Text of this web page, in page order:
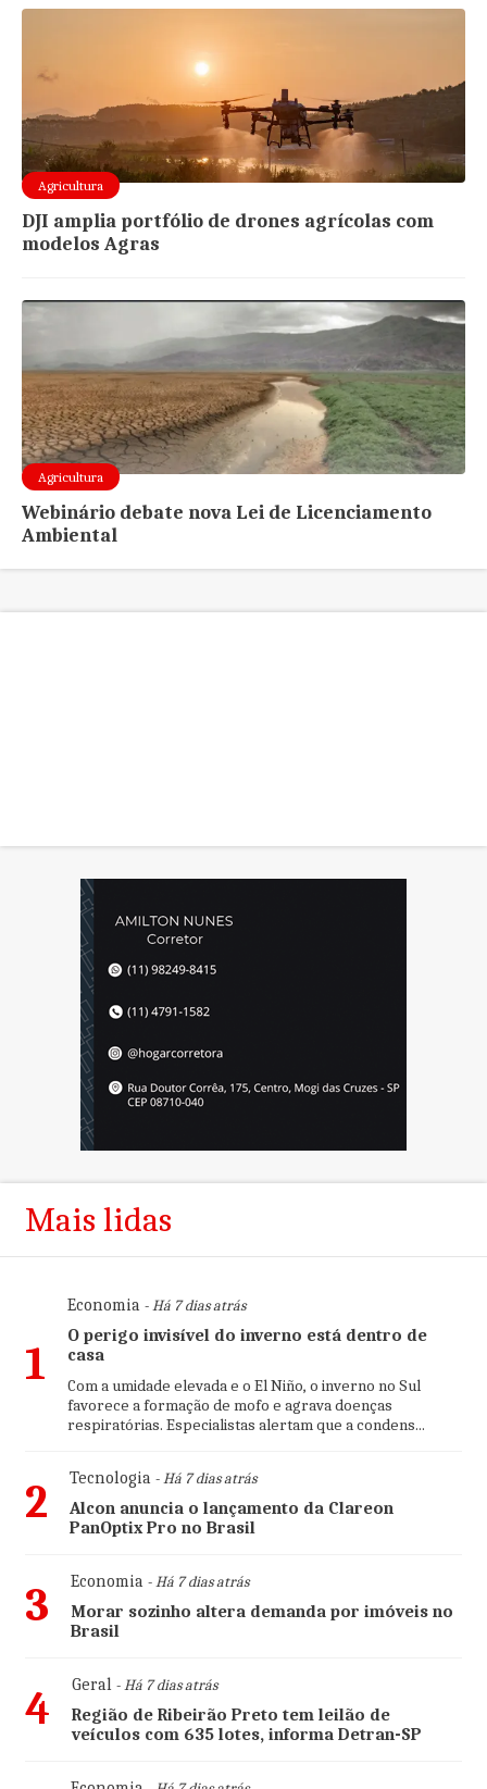
Agricultura
DJI amplia portfólio de drones agrícolas com
modelos Agras
Agricultura
Webinário debate nova Lei de Licenciamento
Ambiental
Mais lidas
1
Economia- Há 7 dias atrás
O perigo invisível do inverno está dentro de
casa
Com a umidade elevada e o El Niño, o inverno no Sul
favorece a formação de mofo e agrava doenças
respiratórias. Especialistas alertam que a condens...
2 Tecnologia- Há 7 dias atrás
Alcon anuncia o lançamento da Clareon
PanOptix Pro no Brasil
3 Economia- Há 7 dias atrás
Morar sozinho altera demanda por imóveis no
Brasil
4 Geral- Há 7 dias atrás
Região de Ribeirão Preto tem leilão de
veículos com 635 lotes, informa Detran-SP